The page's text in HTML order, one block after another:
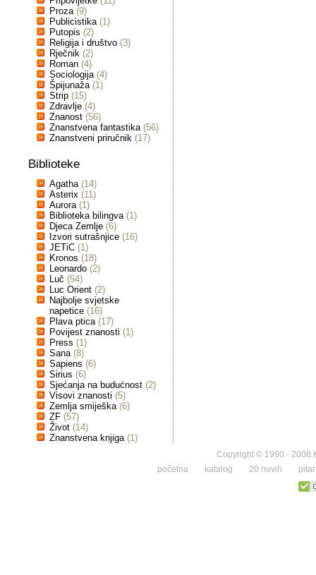
Proza (9)
Publicistika (1)
Putopis (2)
Religija i društvo (3)
Rječnik (2)
Roman (4)
Sociologija (4)
Špijunaža (1)
Strip (15)
Zdravlje (4)
Znanost (56)
Znanstvena fantastika (56)
Znanstveni priručnik (17)
Biblioteke
Agatha (14)
Asterix (11)
Aurora (1)
Biblioteka bilingva (1)
Djeca Zemlje (6)
Izvori sutrašnjice (16)
JETiC (1)
Kronos (18)
Leonardo (2)
Luč (54)
Luc Orient (2)
Najbolje svjetske
napetice (16)
Plava ptica (17)
Povijest znanosti (1)
Press (1)
Sana (8)
Sapiens (6)
Sirius (6)
Sjećanja na budućnost (2)
Visovi znanosti (5)
Zemlja smiješka (6)
ZF (57)
Život (14)
Znanstvena knjiga (1)
Copyright © 1990 - 2008
početna
katalog 20 novih